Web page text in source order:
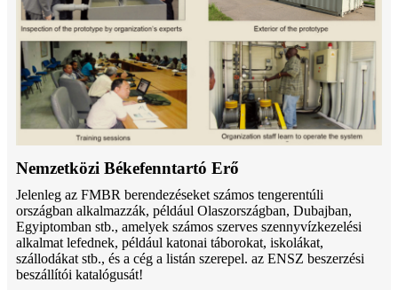
Nemzetközi Békefenntartó Erő
Jelenleg az FMBR berendezéseket számos tengerentúli
országban alkalmazzák, például Olaszországban, Dubajban,
Egyiptomban stb., amelyek számos szerves szennyvízkezelési
alkalmat lefednek, például katonai táborokat, iskolákat,
szállodákat stb., és a cég a listán szerepel. az ENSZ beszerzési
beszállítói katalógusát!